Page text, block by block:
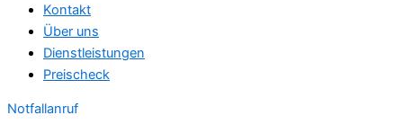
Kontakt
Über uns
Dienstleistungen
Preischeck
Notfallanruf